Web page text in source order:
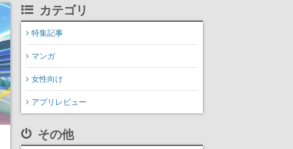
カテゴリ
特集記事
マンガ
女性向け
アプリレビュー
その他